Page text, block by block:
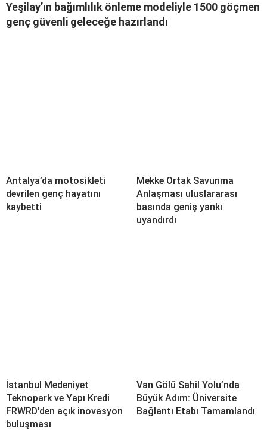
Yeşilay’ın bağımlılık önleme modeliyle 1500 göçmen
genç güvenli geleceğe hazırlandı
Antalya’da motosikleti
devrilen genç hayatını
kaybetti
Mekke Ortak Savunma
Anlaşması uluslararası
basında geniş yankı
uyandırdı
İstanbul Medeniyet
Teknopark ve Yapı Kredi
FRWRD’den açık inovasyon
buluşması
Van Gölü Sahil Yolu’nda
Büyük Adım: Üniversite
Bağlantı Etabı Tamamlandı